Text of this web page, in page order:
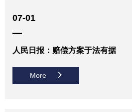
07-01
人民日报：赔偿方案于法有据
More